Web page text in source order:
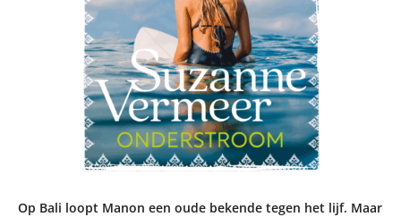
Op Bali loopt Manon een oude bekende tegen het lijf. Maar